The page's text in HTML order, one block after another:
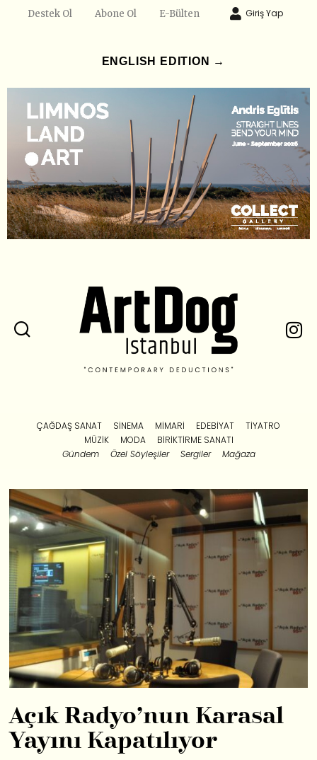
Destek Ol Abone Ol E-Bülten Giriş Yap
ENGLISH EDITION →
ÇAĞDAŞ SANAT SINEMA MIMARI EDEBIYAT
TIYATRO
MÜZIK
MODA
BIRIKTIRME SANATI
Gündem
Özel Söyleşiler Sergiler Mağaza
Açık Radyo’nun Karasal
Yayını Kapatılıyor